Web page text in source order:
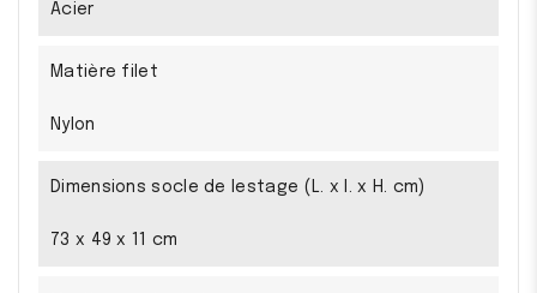
Acier
Matière filet
Nylon
Dimensions socle de lestage (L. x l. x H. cm)
73 x 49 x 11 cm